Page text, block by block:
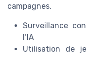
campagnes.
Surveillance
l’IA
Utilisation de